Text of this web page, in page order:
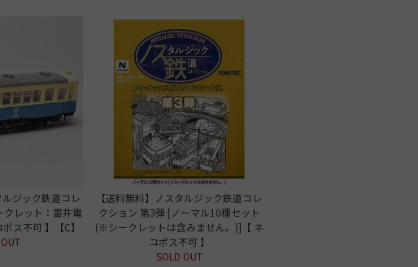
ルジック鉄道コレ
レット：富井電
ス不可 】【C】
【送料無料】ノスタルジック鉄道コレ
クション 第3弾 [ノーマル10種セット
(※シークレットは含みません。)]【 ネ
コポス不可 】
SOLD OUT